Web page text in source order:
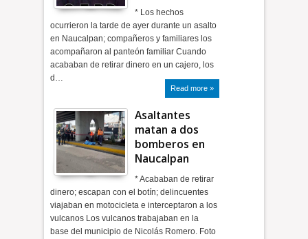
* Los hechos
ocurrieron la tarde de ayer durante un asalto
en Naucalpan; compañeros y familiares los
acompañaron al panteón familiar Cuando
acababan de retirar dinero en un cajero, los
d…
Read more »
Asaltantes
matan a dos
bomberos en
Naucalpan
* Acababan de retirar
dinero; escapan con el botín; delincuentes
viajaban en motocicleta e interceptaron a los
vulcanos Los vulcanos trabajaban en la
base del municipio de Nicolás Romero. Foto